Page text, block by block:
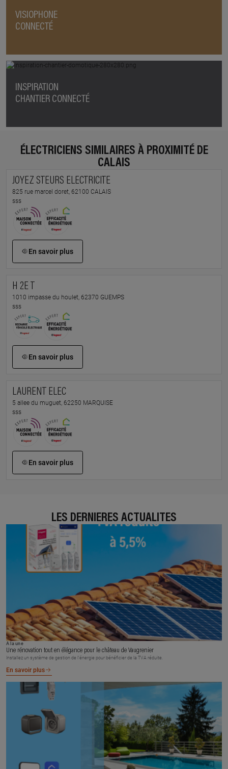
VISIOPHONE
CONNECTÉ
INSPIRATION
CHANTIER CONNECTÉ
ÉLECTRICIENS SIMILAIRES À PROXIMITÉ DE
CALAIS
JOYEZ STEURS ELECTRICITE
825 rue marcel doret, 62100 CALAIS
sss
En savoir plus
H 2E T
1010 impasse du houlet, 62370 GUEMPS
sss
En savoir plus
LAURENT ELEC
5 allee du muguet, 62250 MARQUISE
sss
En savoir plus
LES DERNIÈRES ACTUALITÉS
À la une
Une rénovation tout en élégance pour le château de Vaugrenier
Installez un système de gestion de l’énergie pour bénéficier de la TVA réduite.
En savoir plus